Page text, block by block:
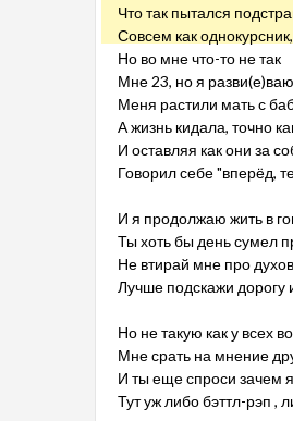
Что так пытался
Совсем как
Но во мне что-то не так
Мне 23, но я
Меня растили мать с
А жизнь кидала, точно
И оставляя как они за
Говорил себе "вперёд,
И я продолжаю жить в
Ты хоть бы день сумел
Не втирай мне про
Лучше подскажи дорогу
Но не такую как у всех
Мне срать на мнение
И ты еще спроси зачем
Тут уж либо бэттл-рэп ,